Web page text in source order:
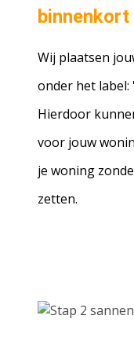
Wij plaatsen
onder het
Hierdoor
voor jouw
je woning
zetten.